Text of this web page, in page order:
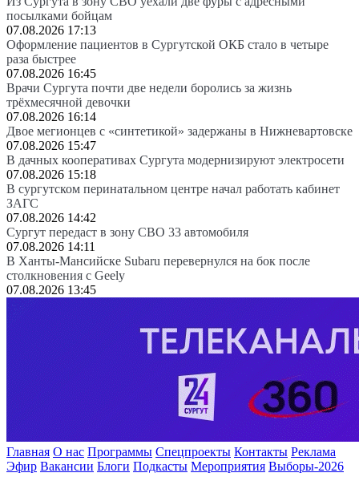
посылками бойцам
07.08.2026 17:13
Оформление пациентов в Сургутской ОКБ стало в четыре
раза быстрее
07.08.2026 16:45
Врачи Сургута почти две недели боролись за жизнь
трёхмесячной девочки
07.08.2026 16:14
Двое мегионцев с «синтетикой» задержаны в Нижневартовске
07.08.2026 15:47
В дачных кооперативах Сургута модернизируют электросети
07.08.2026 15:18
В сургутском перинатальном центре начал работать кабинет
ЗАГС
07.08.2026 14:42
Сургут передаст в зону СВО 33 автомобиля
07.08.2026 14:11
В Ханты-Мансийске Subaru перевернулся на бок после
столкновения с Geely
07.08.2026 13:45
Главная О нас Программы Спецпроекты Контакты Реклама
Эфир Вакансии Блоги Подкасты Мероприятия Выборы-2026